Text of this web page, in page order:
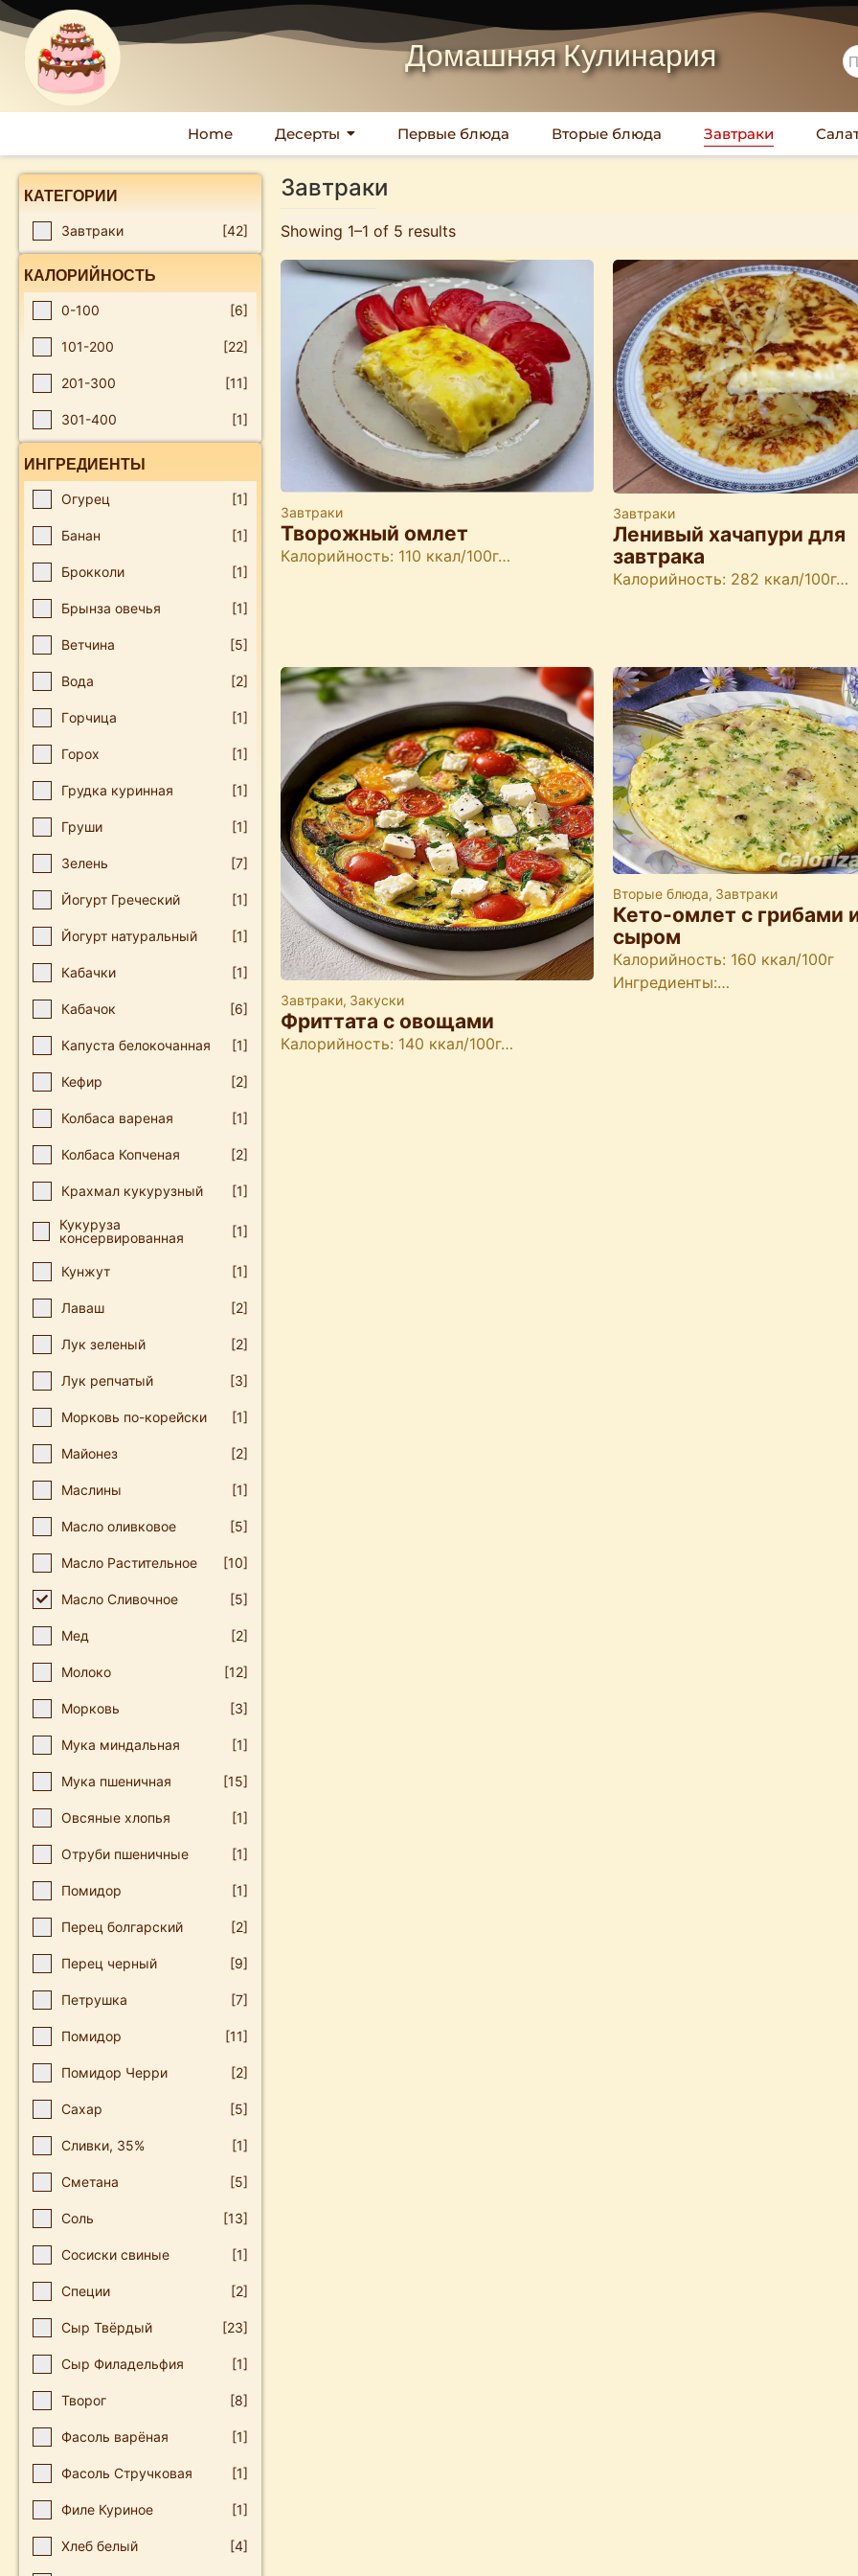
Домашняя Кулинария
Home Десерты Первые блюда Вторые блюда Завтраки
КАТЕГОРИИ
Завтраки [42]
КАЛОРИЙНОСТЬ
0-100 [6]
101-200 [22]
201-300 [11]
301-400 [1]
ИНГРЕДИЕНТЫ
Οгурец [1]
Банан [1]
Брокколи [1]
Брынза овечья [1]
Ветчина [5]
Вода [2]
Гοрчица [1]
Горох [1]
Грудка куринная [1]
Груши [1]
Зелень [7]
Йогурт Греческий [1]
Йогурт натуральный [1]
Кабачки [1]
Кабачок [6]
Капуста белокочанная [1]
Кефир [2]
Колбаса вареная [1]
Колбаса Копченая [2]
Крахмал кукурузный [1]
Кукуруза
консервированная
[1]
Кунжут [1]
Лаваш [2]
Лук зеленый [2]
Лук репчатый [3]
Мοркοвь пο-кοрейски [1]
Майοнез [2]
Маслины [1]
Масло оливковое [5]
Масло Растительное [10]
Масло Сливочное [5]
Мед [2]
Молоко [12]
Морковь [3]
Мука миндальная [1]
Мука пшеничная [15]
Овсяные хлопья [1]
Отруби пшеничные [1]
Пοмидοр [1]
Перец болгарский [2]
Перец черный [9]
Петрушка [7]
Помидор [11]
Помидор Черри [2]
Сахар [5]
Сливки, 35% [1]
Сметана [5]
Соль [13]
Сосиски свиные [1]
Специи [2]
Сыр Твёрдый [23]
Сыр Филадельфия [1]
Творог [8]
Фасоль варёная [1]
Фасоль Стручковая [1]
Филе Куриное [1]
Хлеб белый [4]
Завтраки
Showing 1–1 of 5 results
Завтраки
Творожный омлет
Калорийность: 110 ккал/100г…
Завтраки
Ленивый хачапури для
завтрака
Калорийность: 282 ккал/100г…
Завтраки, Закуски
Фриттата с овощами
Калорийность: 140 ккал/100г…
Вторые блюда, Завтраки
Кето-омлет с грибами
сыром
Калорийность: 160 ккал/100г
Ингредиенты:…